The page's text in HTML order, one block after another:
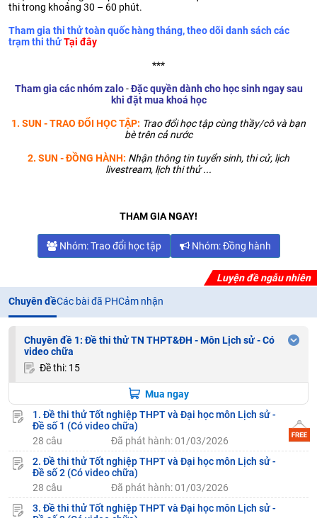
thi trong khoảng 30 – 60 phút.
Tham gia thi thử toàn quốc hàng tháng, theo dõi danh sách các
trạm thi thửTại đây
***
Tham gia các nhóm zalo-Đặc quyền dành cho học sinh ngay sau
khi đặt mua khoá học
1. SUN - TRAO ĐỔI HỌC TẬP: Trao đổi học tập cùng thầy/cô và bạn
bè trên cả nước
2. SUN - ĐỒNG HÀNH: Nhận thông tin tuyển sinh, thi cử, lịch
livestream, lịch thi thử ...
THAM GIA NGAY!
Nhóm: Trao đổi học tập Nhóm: Đồng hành
Chuyên đềCác bài đã PHCảm nhận
Luyện đề ngẫu nhiên
Chuyên đề 1: Đề thi thử TN THPT&ĐH - Môn Lịch sử - Có
video chữa
Đề thi: 15
Mua ngay
1. Đề thi thử Tốt nghiệp THPT và Đại học môn Lịch sử -
Đề số 1 (Có video chữa)
28 câu
Đã phát hành: 01/03/2026
2. Đề thi thử Tốt nghiệp THPT và Đại học môn Lịch sử -
Đề số 2 (Có video chữa)
28 câu
Đã phát hành: 01/03/2026
3. Đề thi thử Tốt nghiệp THPT và Đại học môn Lịch sử -